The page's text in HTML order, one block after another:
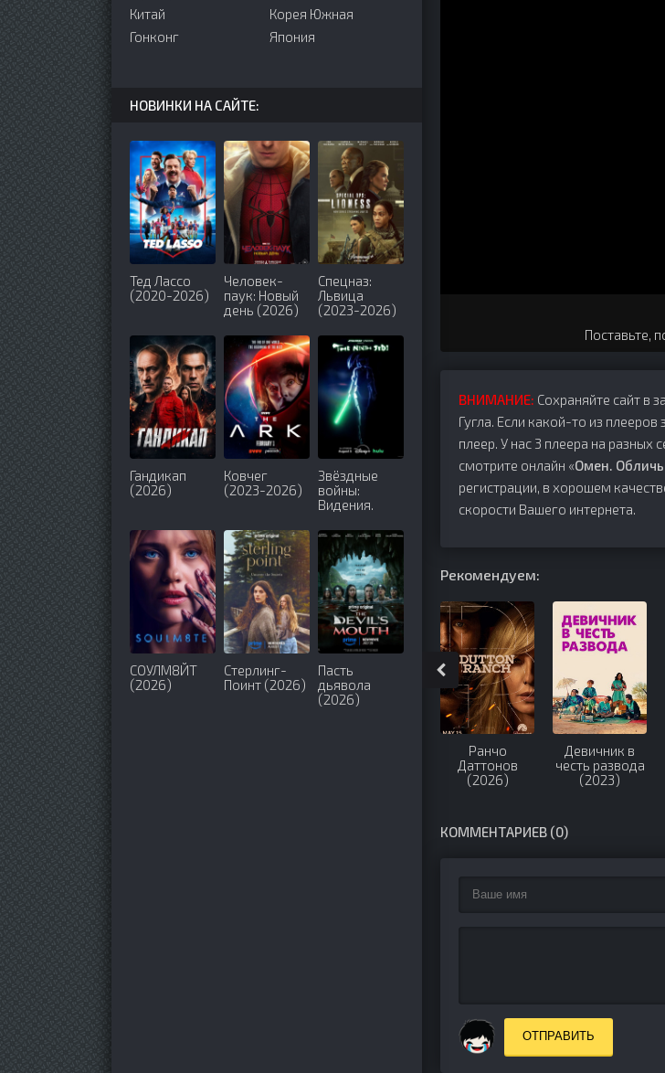
Поставьте,
ВНИМАНИЕ: Сохраняйте сайт в
Гугла. Если какой-то из
плеер. У нас 3 плеера на разных
смотрите онлайн «Омен.
регистрации, в хорошем
скорости Вашего интернета.
Рекомендуем:
Ранчо
Даттонов
(2026)
Девичник в
честь развода
(2023)
КОММЕНТАРИЕВ (0)
ОТПРАВИТЬ
Китай
Гонконг
Корея Южная
Япония
НОВИНКИ НА САЙТЕ:
Тед Лассо
(2020-2026)
Человек-
паук: Новый
день (2026)
Спецназ:
Львица
(2023-2026)
Гандикап
(2026)
Ковчег
(2023-2026)
Звёздные
войны:
Видения.
джедай
(2026)
СОУЛМ8ЙТ
(2026)
Стерлинг-
Поинт (2026)
Пасть
дьявола
(2026)